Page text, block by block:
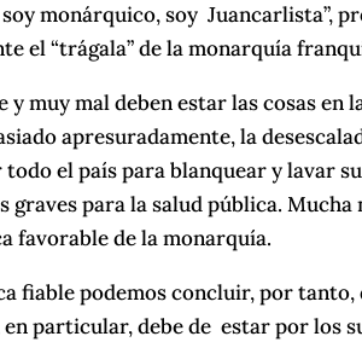
monárquico, soy Juancarlista”,
el “trágala” de la monarquía
y muy mal deben estar las cosas en
apresuradamente, la
el país para blanquear y lavar
graves para la salud pública. Mucha
favorable de la monarquía.
fiable podemos concluir, por
particular, debe de estar por los